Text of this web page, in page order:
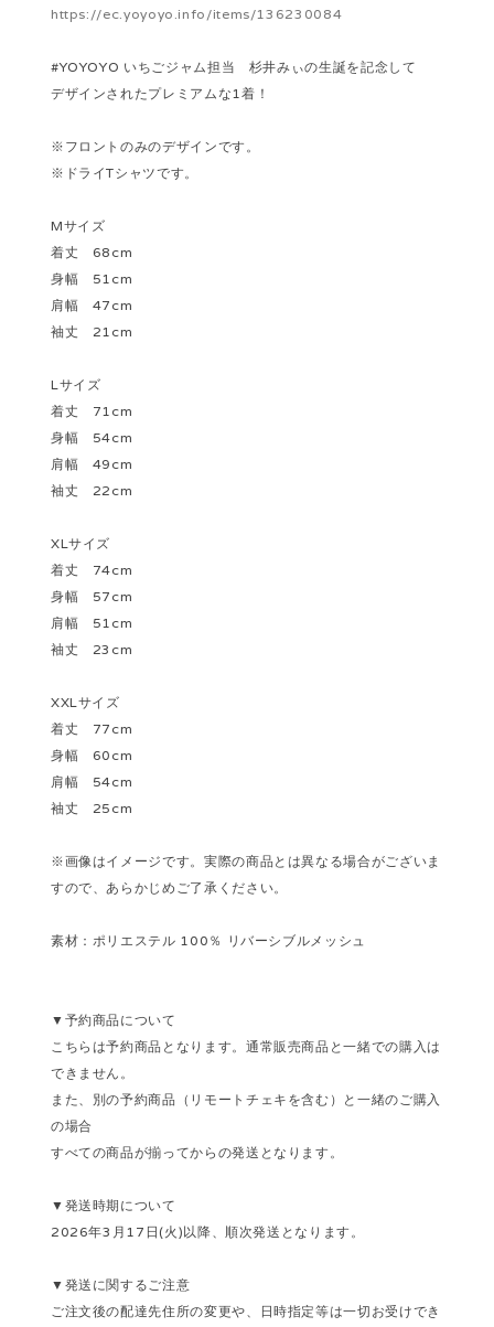
https://ec.yoyoyo.info/items/136230084
#YOYOYO いちごジャム担当 杉井みぃの生誕を記念して
デザインされたプレミアムな1着！
※フロントのみのデザインです。
※ドライTシャツです。
Mサイズ
着丈 68cm
身幅 51cm
肩幅 47cm
袖丈 21cm
Lサイズ
着丈 71cm
身幅 54cm
肩幅 49cm
袖丈 22cm
XLサイズ
着丈 74cm
身幅 57cm
肩幅 51cm
袖丈 23cm
XXLサイズ
着丈 77cm
身幅 60cm
肩幅 54cm
袖丈 25cm
※画像はイメージです。実際の商品とは異なる場合がございま
すので、あらかじめご了承ください。
素材：ポリエステル 100％ リバーシブルメッシュ
▼予約商品について
こちらは予約商品となります。通常販売商品と一緒での購入は
できません。
また、別の予約商品（リモートチェキを含む）と一緒のご購入
の場合
すべての商品が揃ってからの発送となります。
▼発送時期について
2026年3月17日(火)以降、順次発送となります。
▼発送に関するご注意
ご注文後の配達先住所の変更や、日時指定等は一切お受けでき